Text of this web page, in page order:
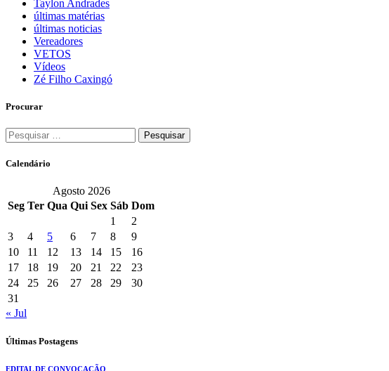
Taylon Andrades
últimas matérias
últimas noticias
Vereadores
VETOS
Vídeos
Zé Filho Caxingó
Procurar
Pesquisar
por:
Calendário
Agosto 2026
Seg Ter Qua Qui Sex Sáb Dom
1
2
3
4 5 6 7 8
9
10
11 12 13 14 15
16
17
18 19 20 21 22
23
24
25 26 27 28 29
30
31
« Jul
Últimas Postagens
EDITAL DE CONVOCAÇÃO